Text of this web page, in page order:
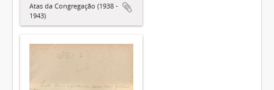
Atas da Congregação (1938 -
1943)